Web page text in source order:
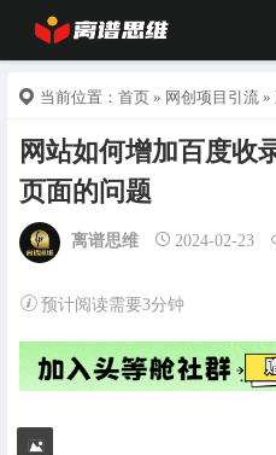
当前位置： 首页 » 网创项目引流 »
网站如何增加百度收
页面的问题
离谱思维 2024-02-23
预计阅读需要3分钟